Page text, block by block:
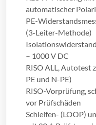
automatischer
PE-
(3-Leiter-Methode)
– 1000 V DC
RISO ALL, Autotest
PE und N-PE)
RISO-Vorprüfung,
vor Prüfschäden
Schleifen- (LOOP)